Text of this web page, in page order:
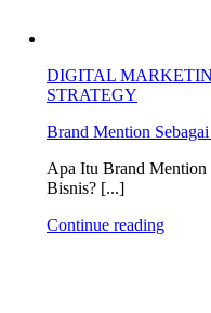
DIGITAL
STRATEGY
Brand Mention
Apa Itu Brand Mention
Bisnis? [...]
Continue reading